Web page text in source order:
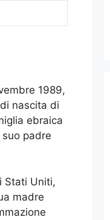
1989,
nascita di
ebraica
padre
Stati Uniti,
madre